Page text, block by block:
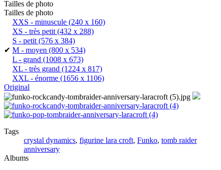
Tailles de photo
Tailles de photo
XXS - minuscule (240 x 160)
XS - très petit(432 x 288)
S - petit(576 x 384)
✔ M - moyen (800 x 534)
L - grand (1008 x 673)
XL - très grand (1224 x 817)
XXL - énorme (1656 x 1106)
Original
Tags
crystal dynamics, figurine lara croft, Funko, tomb raider
anniversary
Albums